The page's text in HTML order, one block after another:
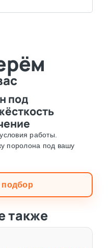
под
работы.
поролона под вашу
подбор
также